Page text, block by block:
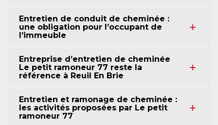
Entretien de conduit de cheminée :
une obligation pour l’occupant de
l’immeuble
Entreprise d’entretien de cheminée
Le petit ramoneur 77 reste la
référence à Reuil En Brie
Entretien et ramonage de cheminée :
les activités proposées par Le petit
ramoneur 77